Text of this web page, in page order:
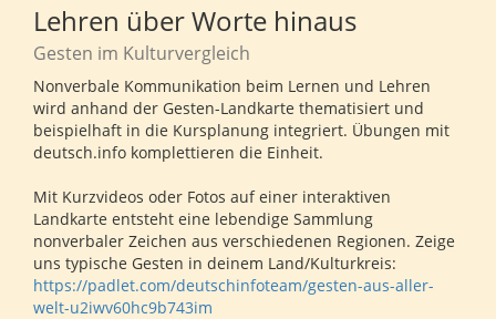
Lehren über Worte hinaus
Gesten im Kulturvergleich
Nonverbale Kommunikation beim Lernen und Lehren
wird anhand der Gesten-Landkarte thematisiert und
beispielhaft in die Kursplanung integriert. Übungen mit
deutsch.info komplettieren die Einheit.
Mit Kurzvideos oder Fotos auf einer interaktiven
Landkarte entsteht eine lebendige Sammlung
nonverbaler Zeichen aus verschiedenen Regionen. Zeige
uns typische Gesten in deinem Land/Kulturkreis:
https://padlet.com/deutschinfoteam/gesten-aus-aller-
welt-u2iwv60hc9b743im